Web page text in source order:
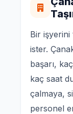
Bir işyerini
ister.
başarı,
kaç saat
çalmaya,
personel